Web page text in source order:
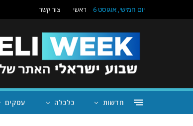
יום חמישי, אוגוסט 6 ראשי צור קשר
חדשות כלכלה עסקים